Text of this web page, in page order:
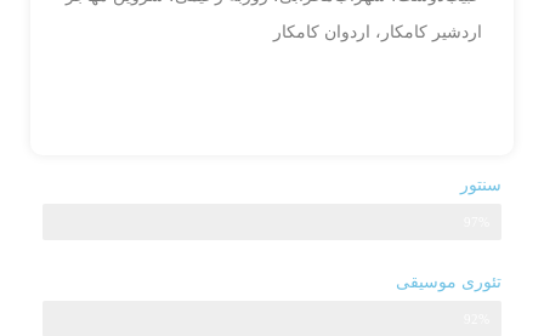
اردشیر کامکار، اردوان کامکار
سنتور
تئوری موسیقی